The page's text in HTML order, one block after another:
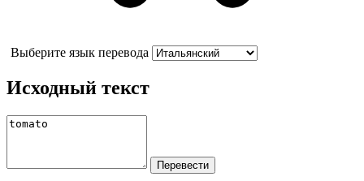
Выберите язык перевода
Исходный текст